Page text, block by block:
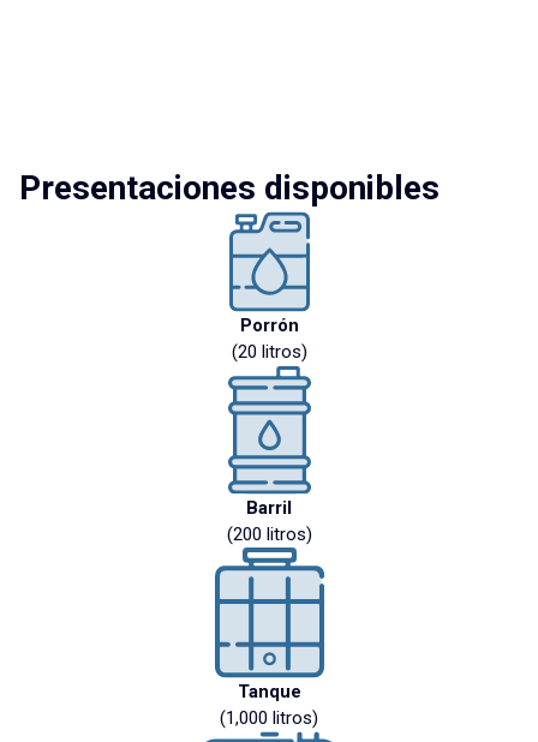
Presentaciones disponibles
Porrón
(20 litros)
Barril
(200 litros)
Tanque
(1,000 litros)